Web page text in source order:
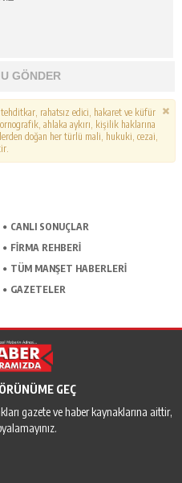
GÖNDER
tehditkar, rahatsız edici, hakaret ve küfür
ahlaka aykırı, kişilik haklarına
doğan her türlü mali, hukuki, cezai,
CANLI SONUÇLAR
FİRMA REHBERİ
TÜM MANŞET HABERLERİ
GAZETELER
GEÇ
gazete ve haber kaynaklarına aittir,